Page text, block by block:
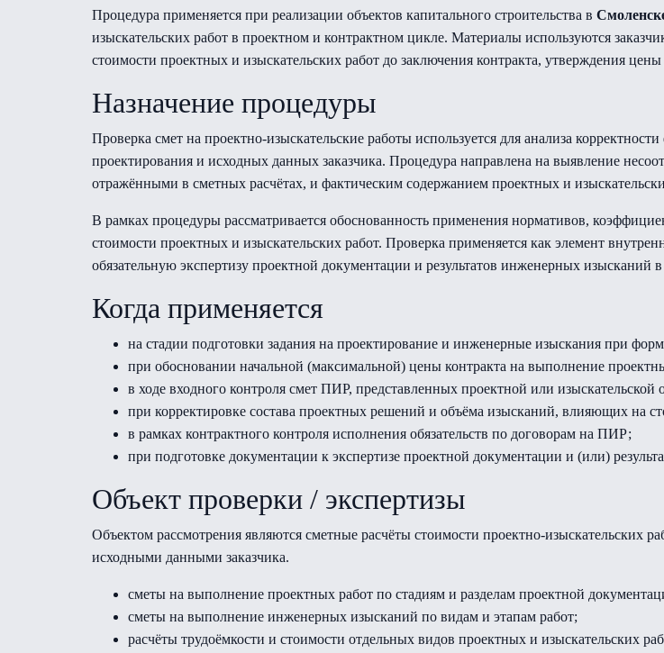
Процедура применяется при реализации объектов капитального строительства в
изыскательских работ в проектном и контрактном цикле. Материалы используются
стоимости проектных и изыскательских работ до заключения контракта, утверждения
Назначение процедуры
Проверка смет на проектно-изыскательские работы используется для анализа
проектирования и исходных данных заказчика. Процедура направлена на выявление
отражёнными в сметных расчётах, и фактическим содержанием проектных и
В рамках процедуры рассматривается обоснованность применения нормативов,
стоимости проектных и изыскательских работ. Проверка применяется как элемент
обязательную экспертизу проектной документации и результатов инженерных изысканий
Когда применяется
на стадии подготовки задания на проектирование и инженерные изыскания при
при обосновании начальной (максимальной) цены контракта на выполнение
в ходе входного контроля смет ПИР, представленных проектной или изыскательской
при корректировке состава проектных решений и объёма изысканий, влияющих на
в рамках контрактного контроля исполнения обязательств по договорам на ПИР;
при подготовке документации к экспертизе проектной документации и (или)
Объект проверки / экспертизы
Объектом рассмотрения являются сметные расчёты стоимости проектно-изыскательских
исходными данными заказчика.
сметы на выполнение проектных работ по стадиям и разделам проектной
сметы на выполнение инженерных изысканий по видам и этапам работ;
расчёты трудоёмкости и стоимости отдельных видов проектных и изыскательских